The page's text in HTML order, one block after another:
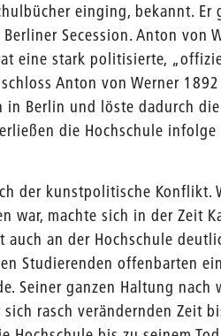
einging, bekannt. Er
Secession. Anton von
eine stark politisierte,
Anton von Werner
in Berlin und löste dadurch
die Hochschule
der kunstpolitische Konflikt.
war, machte sich in der Zeit
an der Hochschule
Studierenden offenbarten
Seiner ganzen Haltung nach
rasch verändernden Zeit